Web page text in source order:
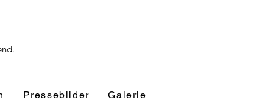
Pressebilder Galerie